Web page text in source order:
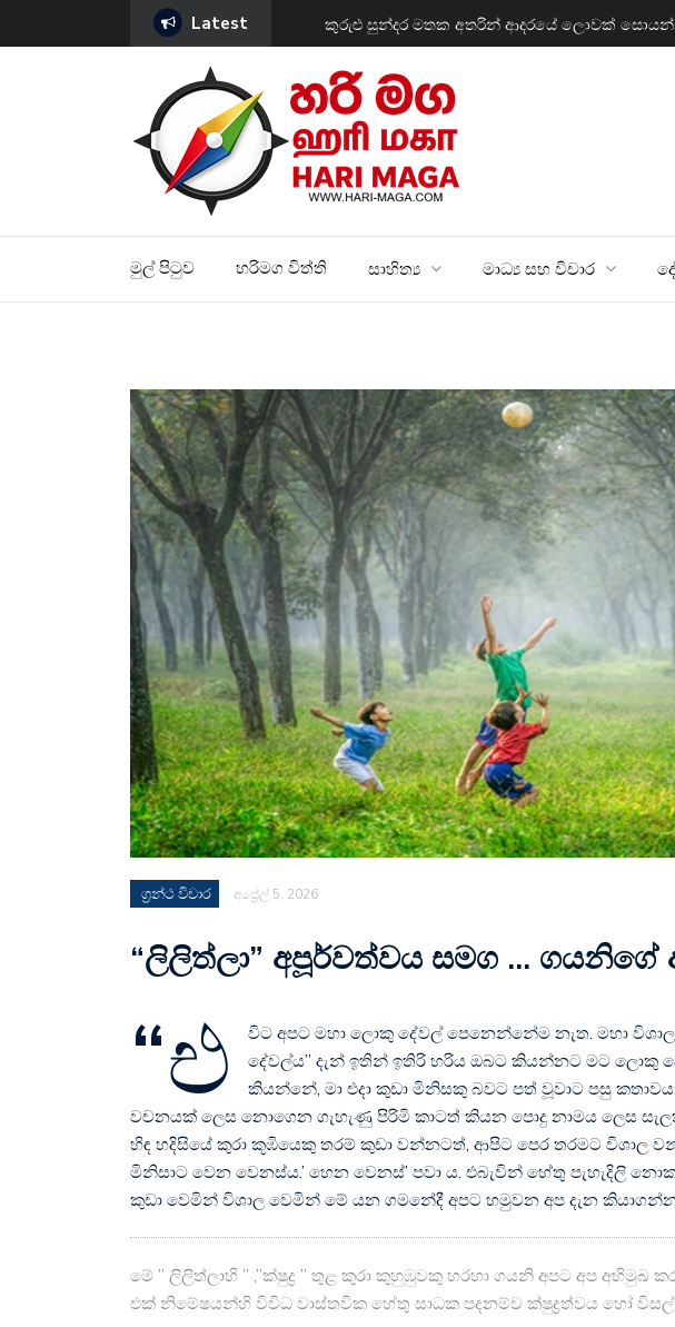
Latest සීලවති සින්ඩ්‍රෝමය නිශ්චය කිරීම
මුල් පිටුව හරිමග විත්ති සාහිත්‍ය මාධ්‍ය සහ විචාර
ග්‍රන්ථ විචාර අප්‍රේල් 5, 2026
“ලිලිත්ලා” අපූර්වත්වය සමග …
“එ
විට අපට මහා ලොකු දේවල් පෙනෙන්නේම නැත. මහා
දේවල්ය” දැන් ඉතින් ඉතිරි හරිය ඔබට කියන්නට මට ලොකු
කියන්නේ, මා එදා කුඩා මිනිසකු බවට පත් වූවාට පසු
වචනයක් ලෙස නොගෙන ගැහැණු පිරිමි කාටත් කියන පොදු නාමය ලෙස
හිඳ හදිසියේ කුරා කූඹියෙකු තරම් කුඩා වන්නටත්, ආපිට පෙර තරමට විශාල
මිනිසාට වෙන වෙනස්ය.’ හෙන වෙනස්’ පවා ය. එබැවින් හේතු පැහැදිලි
කුඩා වෙමින් විශාල වෙමින් මේ යන ගමනේදී අපට හමුවන අප දැන
මේ ” ලිලිත්ලාහි ” ,”ක්ෂුද්‍ර ” තුළ කුරා කුහුඹුවකු හරහා ගයනි අපට අප අභිමුඛ
එක් නිමේෂයන්හි විවිධ වාස්තවික හේතු සාධක පදනම්ව ක්ෂුද්‍රත්වය හෝ